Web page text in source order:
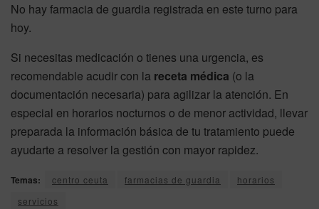
No hay farmacia de guardia registrada en este turno para
hoy.
Si necesitas medicación o tienes una urgencia, es
recomendable acudir con la receta médica (o la
documentación necesaria) para agilizar la atención. En
especial en horarios nocturnos o de menor actividad, llevar
preparada la información básica de tu tratamiento puede
ayudarte a resolver la gestión con mayor rapidez.
Temas: centro ceuta farmacias de guardia
horarios
servicios